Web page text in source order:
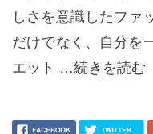
しさを意識したファ
だけでなく、自分を
エット …続きを読む